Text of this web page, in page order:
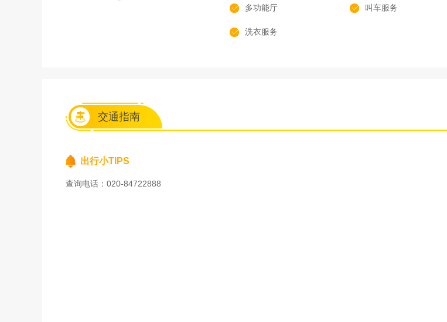
多功能厅 叫车服务
洗衣服务
交通指南
出行小TIPS
查询电话：020-84722888